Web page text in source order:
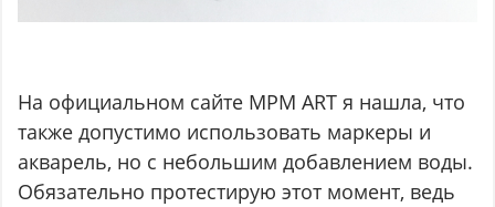
На официальном сайте MPM ART я нашла, что
также допустимо использовать маркеры и
акварель, но с небольшим добавлением воды.
Обязательно протестирую этот момент, ведь